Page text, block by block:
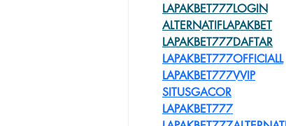
LAPAKBET777LOGIN
ALTERNATIFLAPAKBET
LAPAKBET777DAFTAR
LAPAKBET777OFFICIALL
LAPAKBET777VVIP
SITUSGACOR
LAPAKBET777